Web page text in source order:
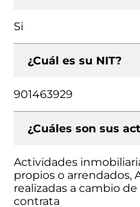
Si
¿Cuál es su NIT?
901463929
¿Cuáles son sus
Actividades
propios o arrendados,
realizadas a cambio
contrata